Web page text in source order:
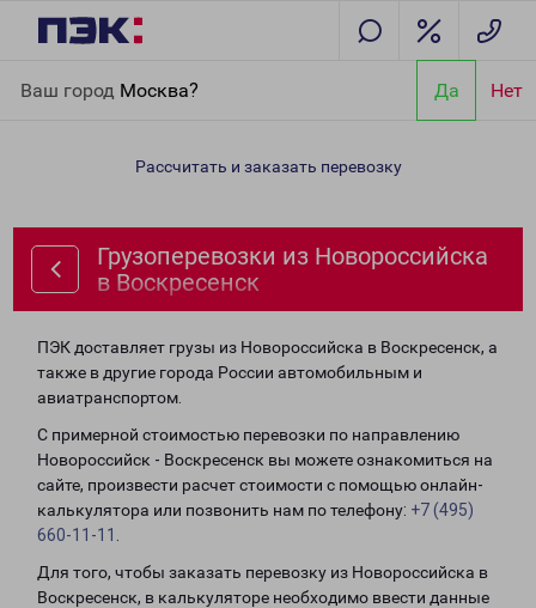
Ваш город Москва? Да Нет
Воскресенск
Рассчитать и заказать перевозку
Грузоперевозки из Новороссийска
в Воскресенск
ПЭК доставляет грузы из Новороссийска в Воскресенск, а
также в другие города России автомобильным и
авиатранспортом.
С примерной стоимостью перевозки по направлению
Новороссийск - Воскресенск вы можете ознакомиться на
сайте, произвести расчет стоимости с помощью онлайн-
калькулятора или позвонить нам по телефону: +7 (495)
660-11-11
Для того, чтобы заказать перевозку из Новороссийска в
Воскресенск, в калькуляторе необходимо ввести данные